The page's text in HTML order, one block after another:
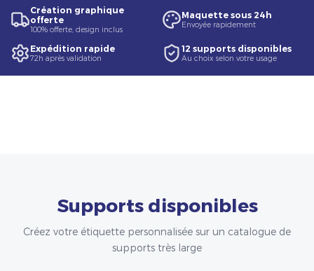
Création graphique
offerte
100% offerte, design inclus
Maquette sous 24h
Envoyée rapidement
Expédition rapide
72h après validation
12 supports disponibles
Au choix selon votre usage
Supports disponibles
Créez votre étiquette personnalisée sur un catalogue de
supports très large